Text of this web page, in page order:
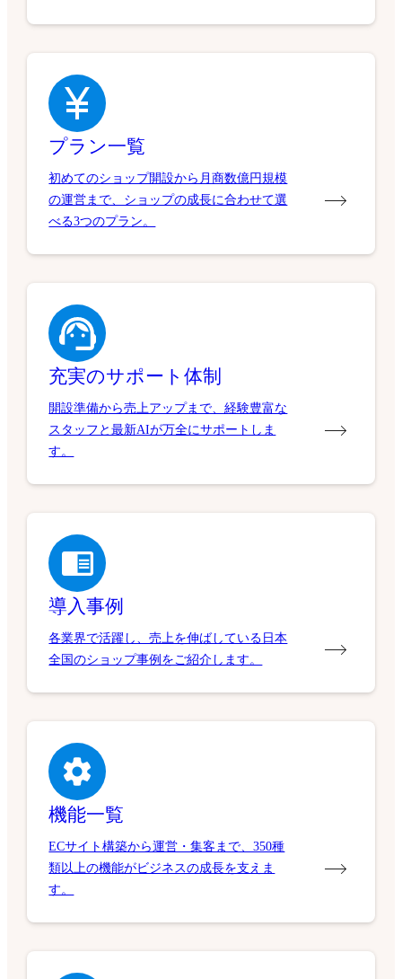
プラン一覧
初めてのショップ開設から月商数億円規模
の運営まで、ショップの成長に合わせて選
べる3つのプラン。
充実のサポート体制
開設準備から売上アップまで、経験豊富な
スタッフと最新AIが万全にサポートしま
す。
導入事例
各業界で活躍し、売上を伸ばしている日本
全国のショップ事例をご紹介します。
機能一覧
ECサイト構築から運営・集客まで、350種
類以上の機能がビジネスの成長を支えま
す。